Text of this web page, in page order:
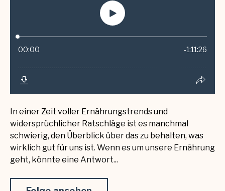
In einer Zeit voller Ernährungstrends und
widersprüchlicher Ratschläge ist es manchmal
schwierig, den Überblick über das zu behalten, was
wirklich gut für uns ist. Wenn es um unsere Ernährung
geht, könnte eine Antwort...